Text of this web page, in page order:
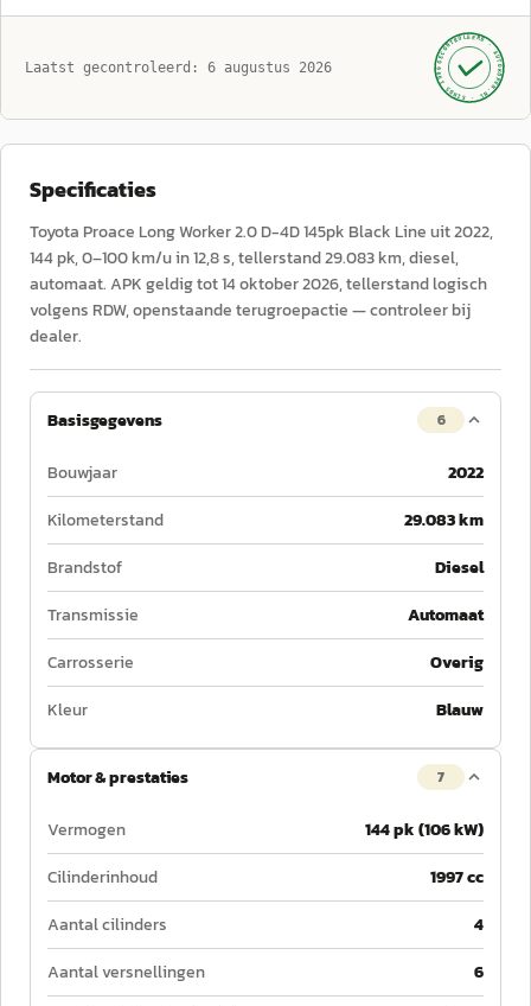
Laatst gecontroleerd: 6 augustus 2026 GECONTROLEERD ·
AUTOKOPEN.NL
· SINDS 1999 ·
Specificaties
Toyota Proace Long Worker 2.0 D-4D 145pk Black Line uit 2022,
144 pk, 0–100 km/u in 12,8 s, tellerstand 29.083 km, diesel,
automaat. APK geldig tot 14 oktober 2026, tellerstand logisch
volgens RDW, openstaande terugroepactie — controleer bij
dealer.
Basisgegevens 6
Bouwjaar
2022
Kilometerstand
29.083 km
Brandstof
Diesel
Transmissie
Automaat
Carrosserie
Overig
Kleur
Blauw
Motor & prestaties 7
Vermogen
144 pk (106 kW)
Cilinderinhoud
1997 cc
Aantal cilinders
4
Aantal versnellingen
6